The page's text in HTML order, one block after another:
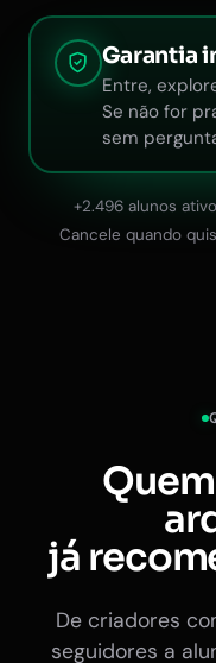
já
De criadores
seguidores a
Garantia
Entre,
Se não for
sem
+2.496 alunos
Cancele quando